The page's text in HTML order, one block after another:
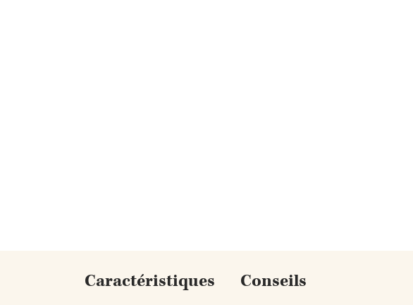
Caractéristiques Conseils